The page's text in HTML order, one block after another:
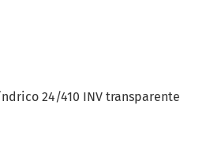
24/410 INV transparente